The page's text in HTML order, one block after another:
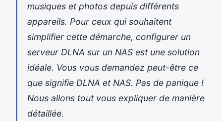
musiques et photos depuis différents
appareils. Pour ceux qui souhaitent
simplifier cette démarche, configurer un
serveur DLNA sur un NAS est une solution
idéale. Vous vous demandez peut-être ce
que signifie DLNA et NAS. Pas de panique !
Nous allons tout vous expliquer de manière
détaillée.